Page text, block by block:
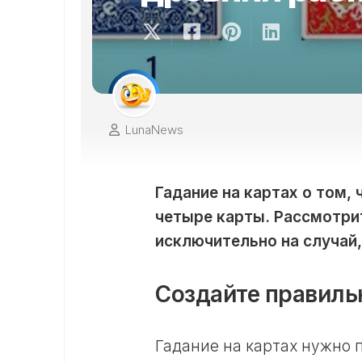
9
В
LunaNews
Гадание на картах о
четыре карты.
исключительно на
Создайте
Гадание на картах нужно